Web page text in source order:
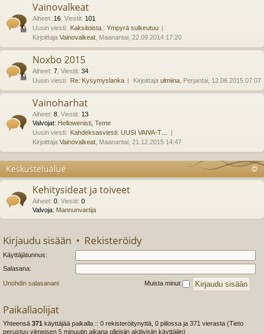
Vainovalkeat
Aiheet: 16 Viestit: 101
Uusin viesti: Kaksitoista.: Ympyrä sulkeutuu
Kirjoittaja Vainovalkeat , Maanantai, 22.09.2014 17:20
Noxbo 2015
Aiheet: 7 Viestit: 34
Uusin viesti: Re: Kysymyslanka Kirjoittaja ulmiina , Perjantai, 12.06.2015 07:07
Vainoharhat
Aiheet: 8 Viestit: 13
Valvojat: Hellowenisti Teme
Uusin viesti: Kahdeksasviesti: UUSI VAIVA-T…
Kirjoittaja Vainovalkeat , Maanantai, 21.12.2015 14:47
Keskustelualue
Kehitysideat ja toiveet
Aiheet: 0 Viestit: 0
Valvoja: Mannunvartija
Kirjaudu sisään • Rekisteröidy
Käyttäjätunnus:
Salasana:
Unohdin salasanani Muista minut
Paikallaolijat
Yhteensä 371 käyttäjää paikalla :: 0 rekisteröitynyttä, 0 piilossa ja 371 vierasta (Tieto
perustuu viimeisen 5 minuutin aikana olleisiin aktiivisiin käyttäjiin)